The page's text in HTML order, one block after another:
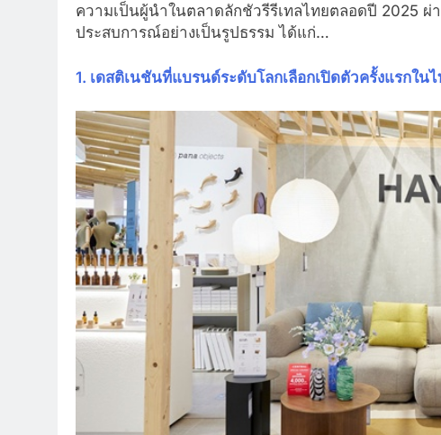
ความเป็นผู้นำในตลาดลักชัวรีรีเทลไทยตลอดปี 2025
ประสบการณ์อย่างเป็นรูปธรรม ได้แก่…
1. เดสติเนชันที่แบรนด์ระดับโลกเลือกเปิดตัวครั้งแรกใน